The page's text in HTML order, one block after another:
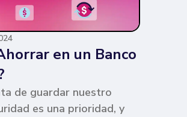
en un Banco
de guardar nuestro
es una prioridad, y